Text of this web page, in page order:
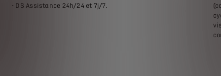
- DS Assistance 24h/24 et 7j/7.